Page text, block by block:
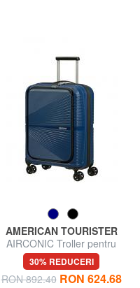
AMERICAN TOURISTER
AIRCONIC Troller pentru
bagaje de mână, suport PC
15,6".
30% REDUCERI
RON 892.40 RON 624.68